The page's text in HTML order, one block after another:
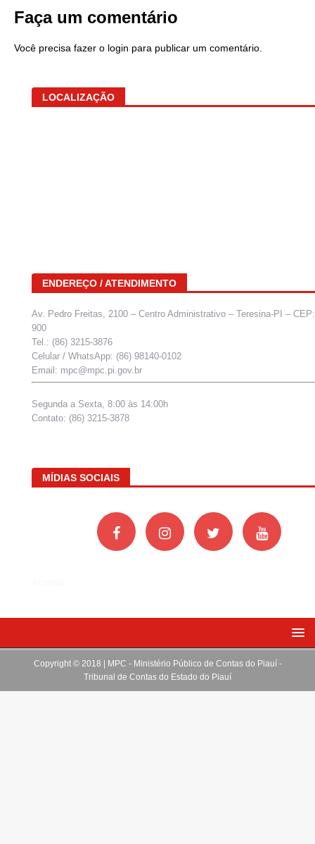
Faça um comentário
Você precisa fazer o login para publicar um comentário.
LOCALIZAÇÃO
ENDEREÇO / ATENDIMENTO
Av. Pedro Freitas, 2100 – Centro Administrativo – Teresina-PI –
900
Tel.: (86) 3215-3876
Celular / WhatsApp: (86) 98140-0102
Email: mpc@mpc.pi.gov.br
Segunda a Sexta, 8:00 às 14:00h
Contato: (86) 3215-3878
MÍDIAS SOCIAIS
Copyright © 2018 | MPC - Ministério Público de Contas do Piauí -
Tribunal de Contas do Estado do Piauí